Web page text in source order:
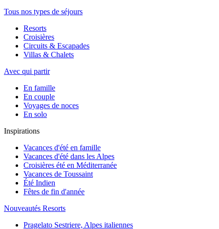
Tous nos types de séjours
Resorts
Croisières
Circuits & Escapades
Villas & Chalets
Avec qui partir
En famille
En couple
Voyages de noces
En solo
Inspirations
Vacances d'été en famille
Vacances d'été dans les Alpes
Croisières été en Méditerranée
Vacances de Toussaint
Été Indien
Fêtes de fin d'année
Nouveautés Resorts
Pragelato Sestriere, Alpes italiennes